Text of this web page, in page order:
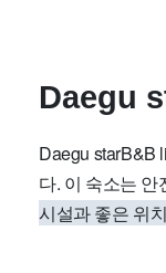
Daegu
Daegu starB&B
다. 이 숙소는
시설과 좋은 위